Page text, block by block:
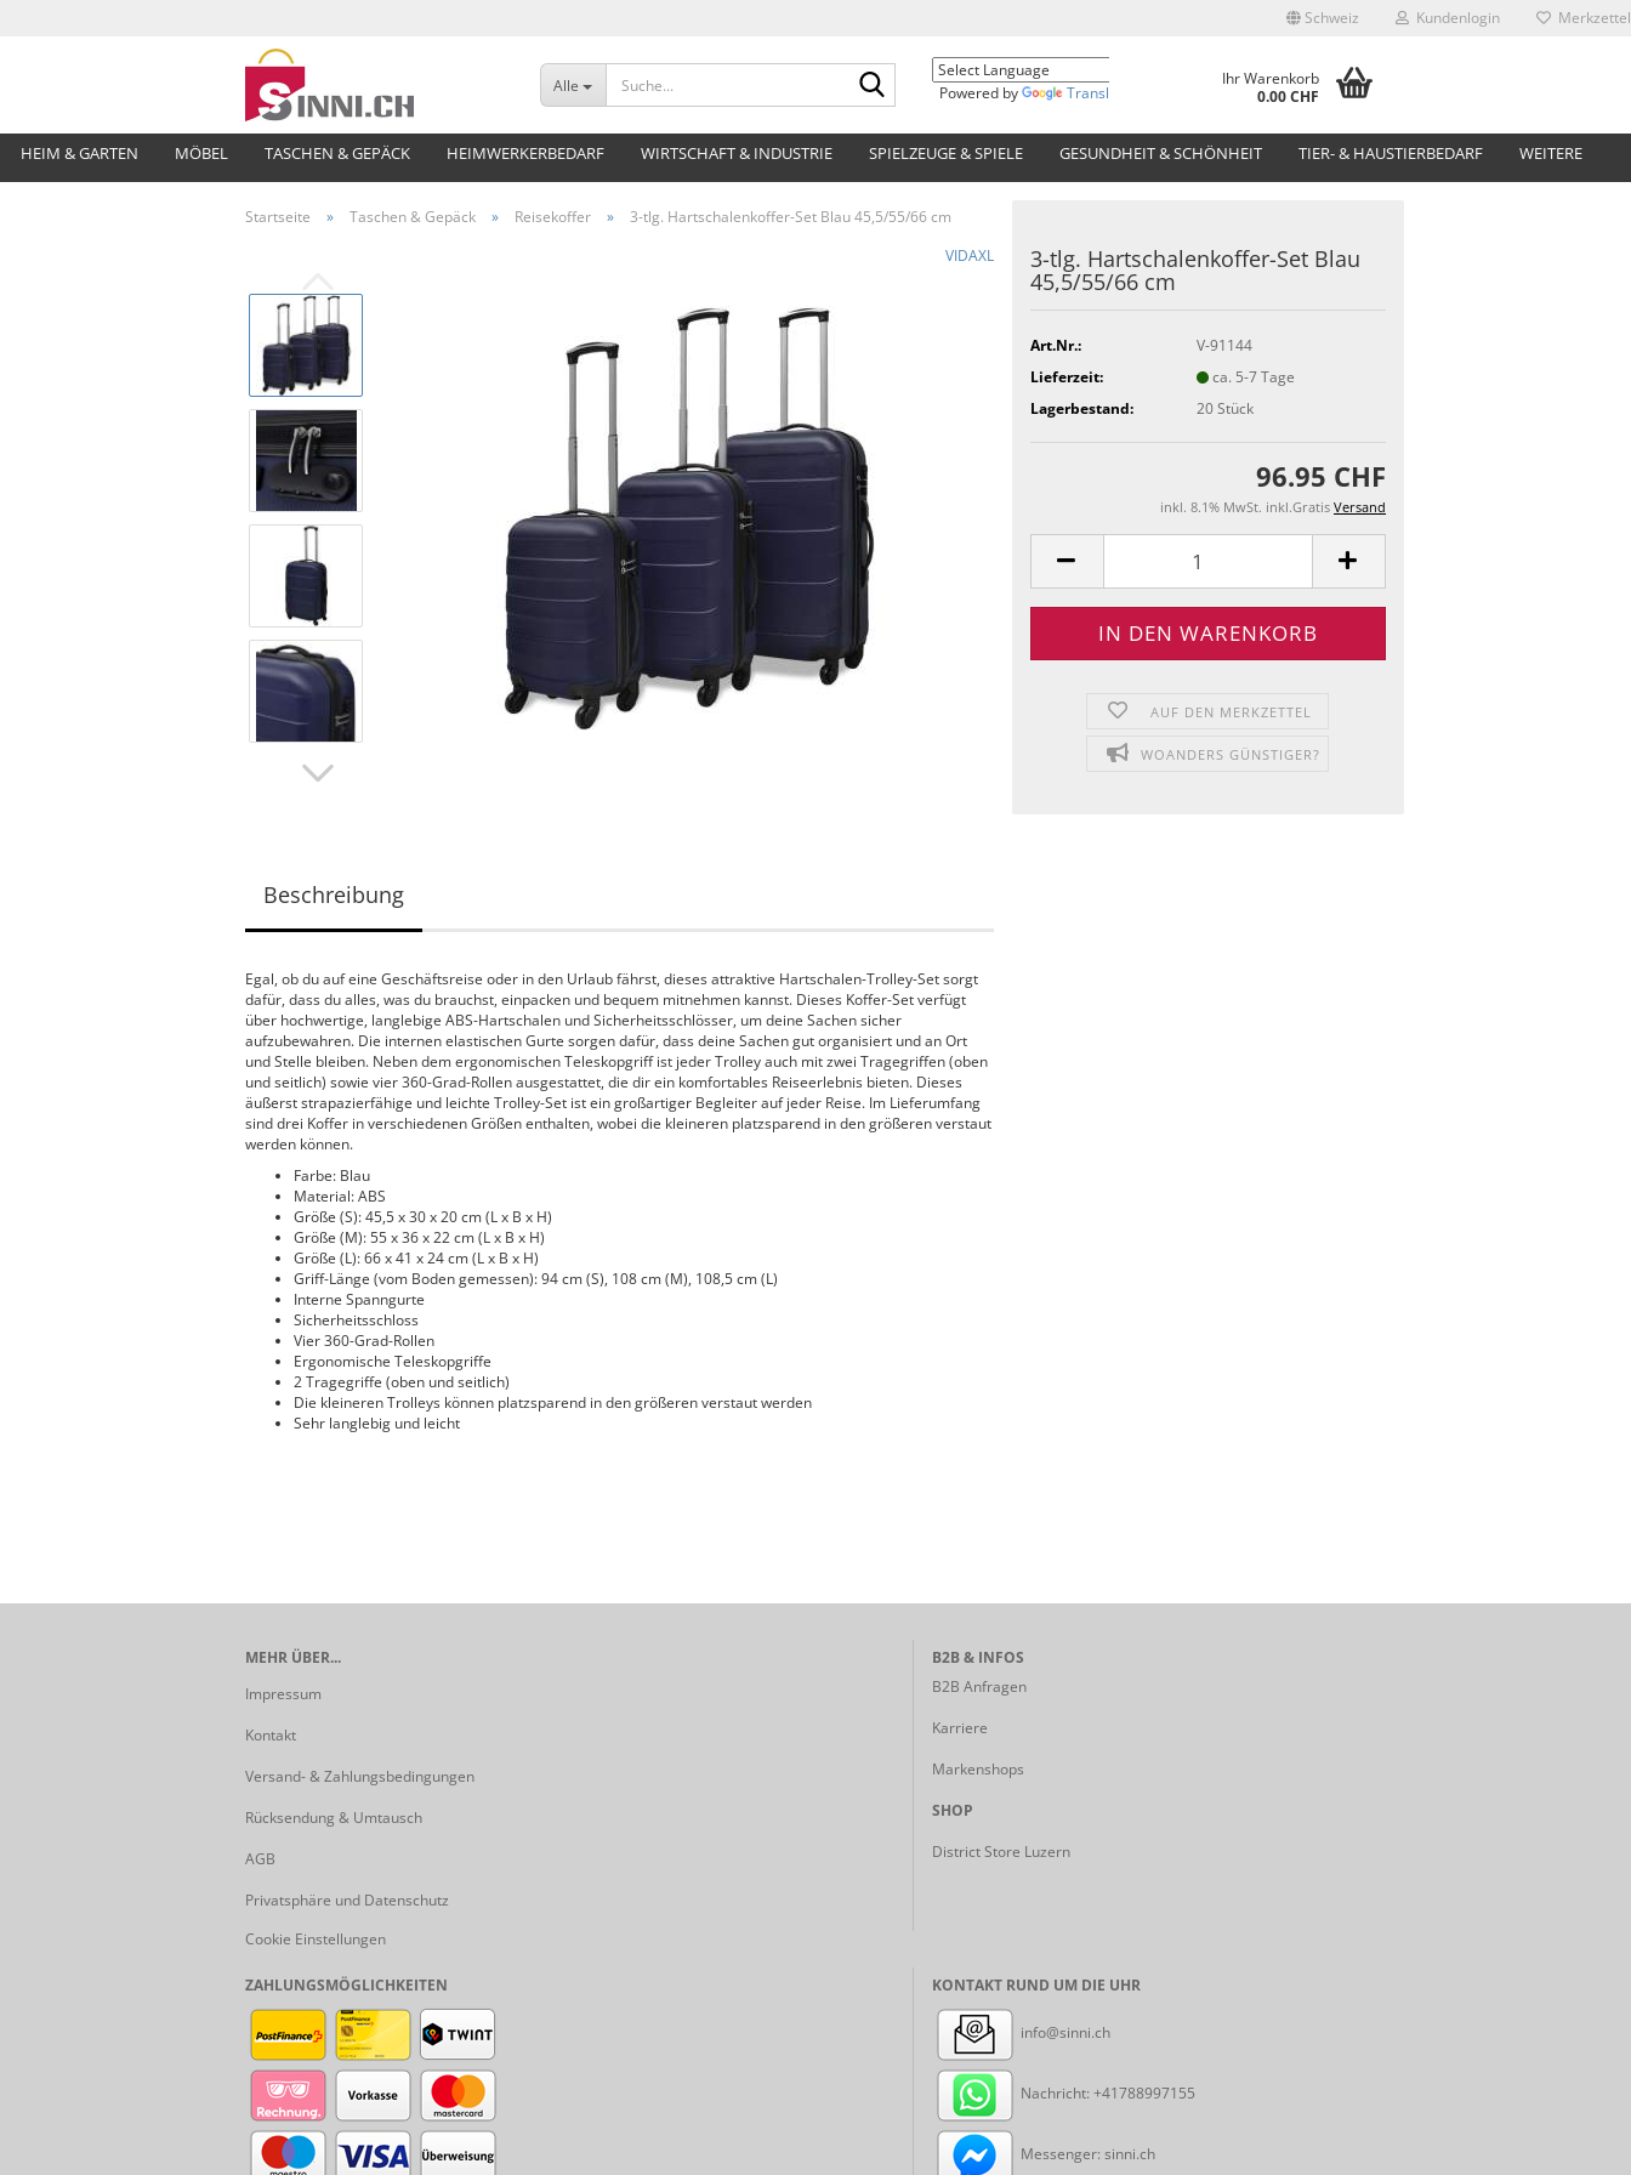
Schweiz Kundenlogin Merkzettel
Alle
Suche...
Powered by
Translate
Ihr Warenkorb
0.00 CHF
HEIM & GARTEN MÖBEL TASCHEN & GEPÄCK HEIMWERKERBEDARF WIRTSCHAFT & INDUSTRIE SPIELZEUGE & SPIELE GESUNDHEIT & SCHÖNHEIT TIER- & HAUSTIERBEDARF WEITERE
Startseite » Taschen & Gepäck » Reisekoffer »
3-tlg. Hartschalenkoffer-Set Blau 45,5/55/66 cm
VIDAXL
3-tlg. Hartschalenkoffer-Set Blau
45,5/55/66 cm
Art.Nr.:
V-91144
Lieferzeit:
ca. 5-7 Tage
Lagerbestand:
20Stück
96.95 CHF
inkl. 8.1% MwSt. inkl.Gratis Versand
AUF DEN MERKZETTEL
WOANDERS GÜNSTIGER?
Beschreibung
Egal, ob du auf eine Geschäftsreise oder in den Urlaub fährst, dieses attraktive Hartschalen-Trolley-Set sorgt
dafür, dass du alles, was du brauchst, einpacken und bequem mitnehmen kannst. Dieses Koffer-Set verfügt
über hochwertige, langlebige ABS-Hartschalen und Sicherheitsschlösser, um deine Sachen sicher
aufzubewahren. Die internen elastischen Gurte sorgen dafür, dass deine Sachen gut organisiert und an Ort
und Stelle bleiben. Neben dem ergonomischen Teleskopgriff ist jeder Trolley auch mit zwei Tragegriffen (oben
und seitlich) sowie vier 360-Grad-Rollen ausgestattet, die dir ein komfortables Reiseerlebnis bieten. Dieses
äußerst strapazierfähige und leichte Trolley-Set ist ein großartiger Begleiter auf jeder Reise. Im Lieferumfang
sind drei Koffer in verschiedenen Größen enthalten, wobei die kleineren platzsparend in den größeren verstaut
werden können.
Farbe: Blau
Material: ABS
Größe (S): 45,5 x 30 x 20 cm (L x B x H)
Größe (M): 55 x 36 x 22 cm (L x B x H)
Größe (L): 66 x 41 x 24 cm (L x B x H)
Griff-Länge (vom Boden gemessen): 94 cm (S), 108 cm (M), 108,5 cm (L)
Interne Spanngurte
Sicherheitsschloss
Vier 360-Grad-Rollen
Ergonomische Teleskopgriffe
2 Tragegriffe (oben und seitlich)
Die kleineren Trolleys können platzsparend in den größeren verstaut werden
Sehr langlebig und leicht
MEHR ÜBER...
Impressum
Kontakt
Versand- & Zahlungsbedingungen
Rücksendung & Umtausch
AGB
Privatsphäre und Datenschutz
Cookie Einstellungen
B2B & INFOS
B2B Anfragen
Karriere
Markenshops
SHOP
District Store Luzern
ZAHLUNGSMÖGLICHKEITEN KONTAKT RUND UM DIE UHR
info@sinni.ch
Nachricht: +41788997155
Messenger: sinni.ch